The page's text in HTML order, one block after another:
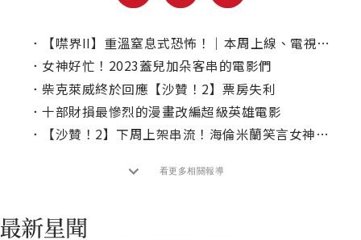
．
【噤界II】重溫窒息式恐怖！｜本周上線、電視首播推薦
． 女神好忙！2023蓋兒加朵客串的電影們
． 柴克萊威終於回應【沙贊！2】票房失利
． 十部財損最慘烈的漫畫改編超級英雄電影
．
【沙贊！2】下周上架串流！海倫米蘭笑言女神難當：戲服重得要命
看更多相關報導